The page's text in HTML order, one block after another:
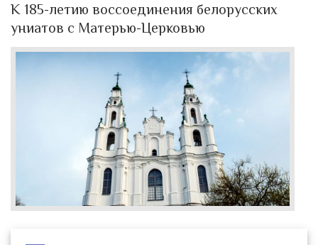
К 185-летию воссоединения белорусских
униатов с Матерью-Церковью